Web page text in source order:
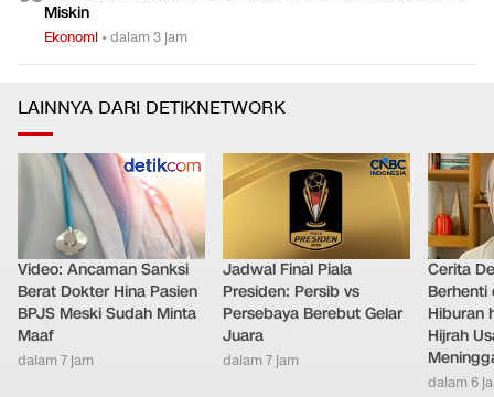
Miskin
Ekonomi •dalam 3 jam
LAINNYA DARI DETIKNETWORK
Video: Ancaman Sanksi
Berat Dokter Hina Pasien
BPJS Meski Sudah Minta
Maaf
dalam 7 jam
Jadwal Final Piala
Presiden: Persib vs
Persebaya Berebut Gelar
Juara
dalam 7 jam
Cerita
Berhenti
Hiburan
Hijrah
dalam 6